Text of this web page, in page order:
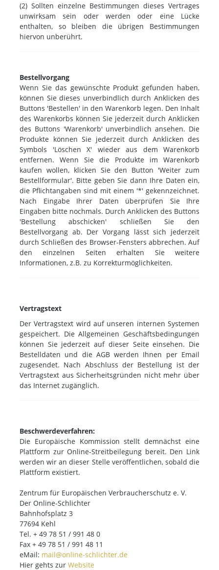
(2) Sollten einzelne Bestimmungen dieses Vertrages
unwirksam sein oder werden oder eine Lücke
enthalten, so bleiben die übrigen Bestimmungen
hiervon unberührt.
Bestellvorgang
Wenn Sie das gewünschte Produkt gefunden haben,
können Sie dieses unverbindlich durch Anklicken des
Buttons 'Bestellen' in den Warenkorb legen. Den Inhalt
des Warenkorbs können Sie jederzeit durch Anklicken
des Buttons 'Warenkorb' unverbindlich ansehen. Die
Produkte können Sie jederzeit durch Anklicken des
Symbols 'Löschen X' wieder aus dem Warenkorb
entfernen. Wenn Sie die Produkte im Warenkorb
kaufen wollen, klicken Sie den Button 'Weiter zum
Bestellformular'. Bitte geben Sie dann Ihre Daten ein,
die Pflichtangaben sind mit einem '*' gekennzeichnet.
Nach Eingabe Ihrer Daten überprüfen Sie Ihre
Eingaben bitte nochmals. Durch Anklicken des Buttons
'Bestellung abschicken' schließen Sie den
Bestellvorgang ab. Der Vorgang lässt sich jederzeit
durch Schließen des Browser-Fensters abbrechen. Auf
den einzelnen Seiten erhalten Sie weitere
Informationen, z.B. zu Korrekturmöglichkeiten.
Vertragstext
Der Vertragstext wird auf unseren internen Systemen
gespeichert. Die Allgemeinen Geschäftsbedingungen
können Sie jederzeit auf dieser Seite einsehen. Die
Bestelldaten und die AGB werden Ihnen per Email
zugesendet. Nach Abschluss der Bestellung ist der
Vertragstext aus Sicherheitsgründen nicht mehr über
das Internet zugänglich.
Beschwerdeverfahren:
Die Europäische Kommission stellt demnächst eine
Plattform zur Online-Streitbeilegung bereit. Den Link
werden wir an dieser Stelle veröffentlichen, sobald die
Plattform existiert.
Zentrum für Europäischen Verbraucherschutz e. V.
Der Online-Schlichter
Bahnhofsplatz 3
77694 Kehl
Tel. + 49 78 51 / 991 48 0
Fax + 49 78 51 / 991 48 11
eMail: mail@online-schlichter.de
Hier gehts zur Website